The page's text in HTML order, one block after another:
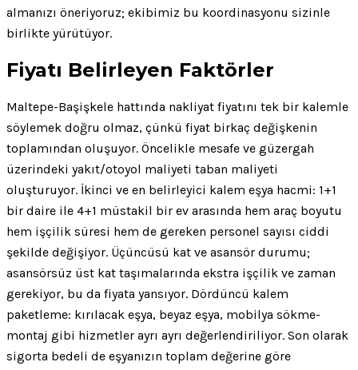
almanızı öneriyoruz; ekibimiz bu koordinasyonu sizinle
birlikte yürütüyor.
Fiyatı Belirleyen Faktörler
Maltepe-Başişkele hattında nakliyat fiyatını tek bir kalemle
söylemek doğru olmaz, çünkü fiyat birkaç değişkenin
toplamından oluşuyor. Öncelikle mesafe ve güzergah
üzerindeki yakıt/otoyol maliyeti taban maliyeti
oluşturuyor. İkinci ve en belirleyici kalem eşya hacmi: 1+1
bir daire ile 4+1 müstakil bir ev arasında hem araç boyutu
hem işçilik süresi hem de gereken personel sayısı ciddi
şekilde değişiyor. Üçüncüsü kat ve asansör durumu;
asansörsüz üst kat taşımalarında ekstra işçilik ve zaman
gerekiyor, bu da fiyata yansıyor. Dördüncü kalem
paketleme: kırılacak eşya, beyaz eşya, mobilya sökme-
montaj gibi hizmetler ayrı ayrı değerlendiriliyor. Son olarak
sigorta bedeli de eşyanızın toplam değerine göre